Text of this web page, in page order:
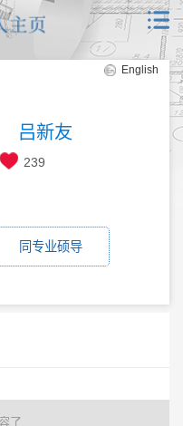
English
吕新友
239
同专业硕导
了